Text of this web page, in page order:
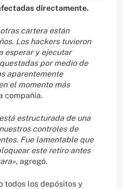
directamente.
cartera están
Los hackers tuvieron
esperar y ejecutar
por medio de
aparentemente
el momento más
compañía.
estructurada de una
controles de
Fue lamentable que
este retiro antes
agregó.
todos los depósitos y